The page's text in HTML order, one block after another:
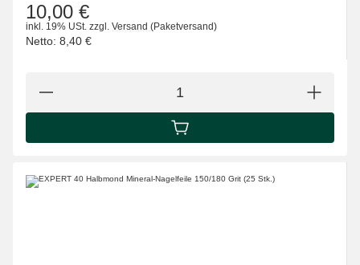
10,00 €
inkl. 19% USt. zzgl. Versand (Paketversand)
Netto: 8,40 €
IN DEN WARENKORB